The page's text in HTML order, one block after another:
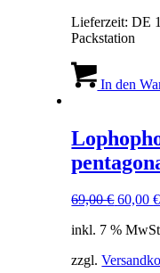
Lieferzeit:DE
Packstation
In den
69,00€
war:
60,00€
inkl. 7 %
zzgl.